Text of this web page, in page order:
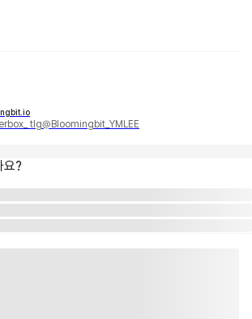
tlg@Bloomingbit_YMLEE
요?